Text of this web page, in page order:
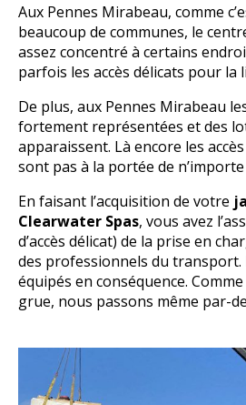
Aux Pennes Mirabeau, comme
beaucoup de communes, le
assez concentré à certains
parfois les accès délicats pour la
De plus, aux Pennes Mirabeau
fortement représentées et des
apparaissent. Là encore les
sont pas à la portée de
En faisant l’acquisition de votre
Clearwater Spas, vous avez
d’accès délicat) de la prise en
des professionnels du
équipés en conséquence.
grue, nous passons même par-